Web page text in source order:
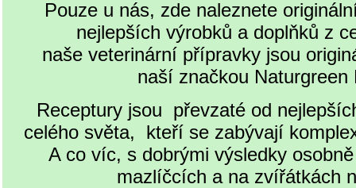
Pouze u nás, zde naleznete
nejlepších výrobků a doplňků z
naše veterinární přípravky jsou
naší značkou
Receptury jsou převzaté od
celého světa, kteří se zabývají
A co víc, s dobrými výsledky
mazlíčcích a na zvířátkách